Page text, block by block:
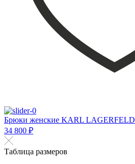
Брюки женские KARL LAGERFELD
34 800 ₽
Таблица размеров